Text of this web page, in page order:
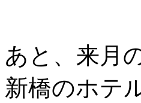
あと、来月
新橋のホテ